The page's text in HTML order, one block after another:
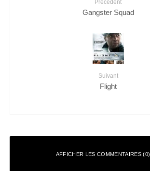
Précédent
Gangster Squad
Suivant
Flight
AFFICHER LES COMMENTAIRES (0)